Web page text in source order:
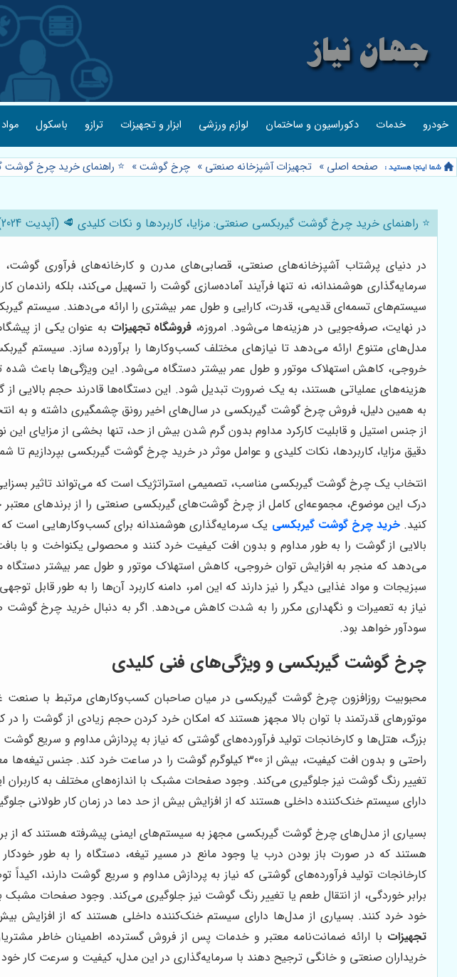
خودرو خدمات دکوراسیون و ساختمان لوازم ورزشی ابزار و تجهیزات ترازو باسکول
صفحه اصلی » تجهیزات آشپزخانه صنعتی » چرخ گوشت» ⭐️ راهنمای خرید چرخ گوشت
⭐️ راهنمای خرید چرخ گوشت گیربکسی صنعتی: مزایا، کاربردها و نکات کلیدی 🥩 (آپدیت 2024)
در دنیای پرشتاب آشپزخانه‌های صنعتی، قصابی‌های مدرن و کارخانه‌های فرآوری
سرمایه‌گذاری هوشمندانه، نه تنها فرآیند آماده‌سازی گوشت را تسهیل می‌کند، بلکه
سیستم‌های تسمه‌ای قدیمی، قدرت، کارایی و طول عمر بیشتری را ارائه می‌دهند. سیستم
در نهایت، صرفه‌جویی در هزینه‌ها می‌شود. امروزه، فروشگاه تجهیزات به عنوان یکی از
مدل‌های متنوع ارائه می‌دهد تا نیازهای مختلف کسب‌وکارها را برآورده سازد. سیستم
خروجی، کاهش استهلاک موتور و طول عمر بیشتر دستگاه می‌شود. این ویژگی‌ها باعث شده
هزینه‌های عملیاتی هستند، به یک ضرورت تبدیل شود. این دستگاه‌ها قادرند حجم بالایی
به همین دلیل، فروش چرخ گوشت گیربکسی در سال‌های اخیر رونق چشمگیری داشته و به
دقیق مزایا، کاربردها، نکات کلیدی و عوامل موثر در خرید چرخ گوشت گیربکسی بپردازیم تا
انتخاب یک چرخ گوشت گیربکسی مناسب، تصمیمی استراتژیک است که می‌تواند تاثیر
درک این موضوع، مجموعه‌ای کامل از چرخ گوشت‌های گیربکسی صنعتی را از برندهای معتبر
کنید. خرید چرخ گوشت گیربکسی یک سرمایه‌گذاری هوشمندانه برای کسب‌وکارهایی است
بالایی از گوشت را به طور مداوم و بدون افت کیفیت خرد کنند و محصولی یکنواخت و با
می‌دهد که منجر به افزایش توان خروجی، کاهش استهلاک موتور و طول عمر بیشتر
سبزیجات و مواد غذایی دیگر را نیز دارند که این امر، دامنه کاربرد آن‌ها را به طور قابل
نیاز به تعمیرات و نگهداری مکرر را به شدت کاهش می‌دهد. اگر به دنبال خرید چرخ
سودآور خواهد بود.
چرخ گوشت گیربکسی و ویژگی‌های فنی کلیدی
محبوبیت روزافزون چرخ گوشت گیربکسی در میان صاحبان کسب‌وکارهای مرتبط با صنعت
موتورهای قدرتمند با توان بالا مجهز هستند که امکان خرد کردن حجم زیادی از گوشت را در
راحتی و بدون افت کیفیت، بیش از 300 کیلوگرم گوشت را در ساعت
تغییر رنگ گوشت نیز جلوگیری می‌کند. وجود صفحات مشبک با اندازه‌های مختلف به کاربران
دارای سیستم خنک‌کننده داخلی هستند که از افزایش بیش از حد دما در زمان کار طولانی
بسیاری از مدل‌های چرخ گوشت گیربکسی مجهز به سیستم‌های ایمنی پیشرفته هستند که از
هستند که در صورت باز بودن درب یا وجود مانع در مسیر تیغه، دستگاه را به طور
کارخانجات تولید فرآورده‌های گوشتی که نیاز به پردازش مداوم و سریع گوشت دارند،
برابر خوردگی، از انتقال طعم یا تغییر رنگ گوشت نیز جلوگیری می‌کند. وجود صفحات مشبک
خود خرد کنند. بسیاری از مدل‌ها دارای سیستم خنک‌کننده داخلی هستند که از افزایش
تجهیزات با ارائه ضمانت‌نامه معتبر و خدمات پس از فروش گسترده، اطمینان خاطر
خریداران صنعتی و خانگی ترجیح دهند با سرمایه‌گذاری در این مدل، کیفیت و سرعت کار